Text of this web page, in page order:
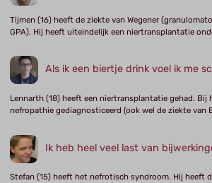
Tijmen (16) heeft de ziekte van Wegener
GPA). Hij heeft uiteindelijk een niertransplantatie
Als ik een biertje drink voel ik me
Lennarth (18) heeft een niertransplantatie gehad. Bij
nefropathie gediagnosticeerd (ook wel de ziekte van
Ik heb heel veel last van
Stefan (15) heeft het nefrotisch syndroom. Hij heeft